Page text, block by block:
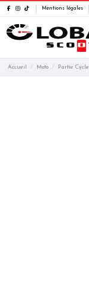
Mentions légales
Accueil Moto Partie Cycle